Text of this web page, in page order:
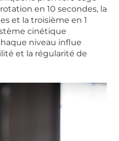
en 10 secondes, la
et la troisième en 1
cinétique
niveau influe
et la régularité de